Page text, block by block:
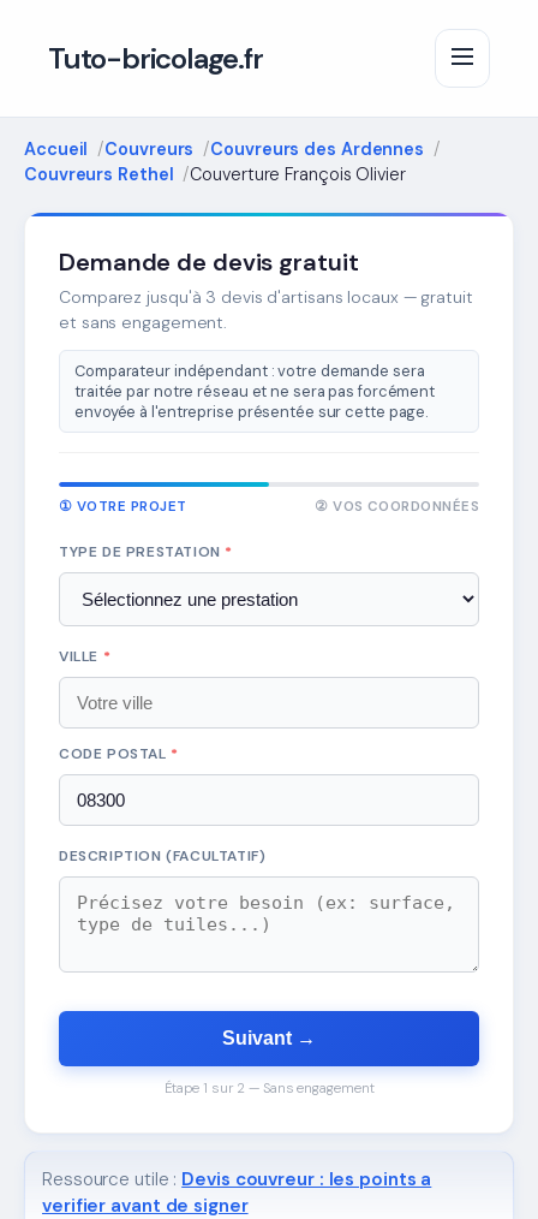
Tuto-bricolage.fr
Accueil Couvreurs
Couvreurs des Ardennes
Couvreurs Rethel
Couverture François Olivier
Demande de devis gratuit
Comparez jusqu'à 3 devis d'artisans locaux — gratuit
et sans engagement.
Comparateur indépendant : votre demande sera
traitée par notre réseau et ne sera pas forcément
envoyée à l'entreprise présentée sur cette page.
① VOTRE PROJET ② VOS COORDONNÉES
TYPE DE PRESTATION *
VILLE *
CODE POSTAL *
DESCRIPTION (FACULTATIF)
Suivant →
Étape 1 sur 2 — Sans engagement
Ressource utile : Devis couvreur : les points a
verifier avant de signer